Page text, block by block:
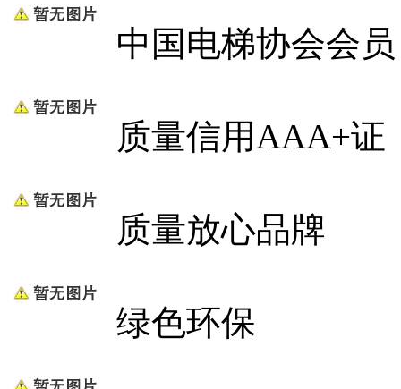
中国电梯协会会员
质量信用AAA+证
质量放心品牌
绿色环保